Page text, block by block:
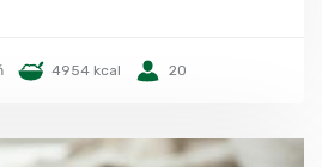
4954 kcal 20